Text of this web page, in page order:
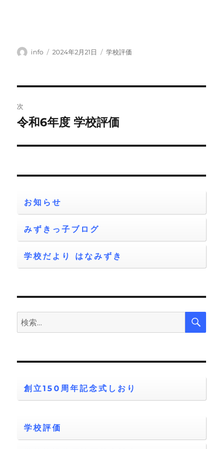
投
info
投
2024年2月21日
カ
学校評価
稿
ゲ
ー
シ
ョ
ン
次
次
投
令和6年度 学校評価
お知らせ
みずきっ子ブログ
学校だより はなみずき
検
索:
検
創立150周年記念式しおり
学校評価